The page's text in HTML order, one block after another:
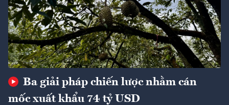
Ba giải pháp chiến lược nhằm cán
mốc xuất khẩu 74 tỷ USD